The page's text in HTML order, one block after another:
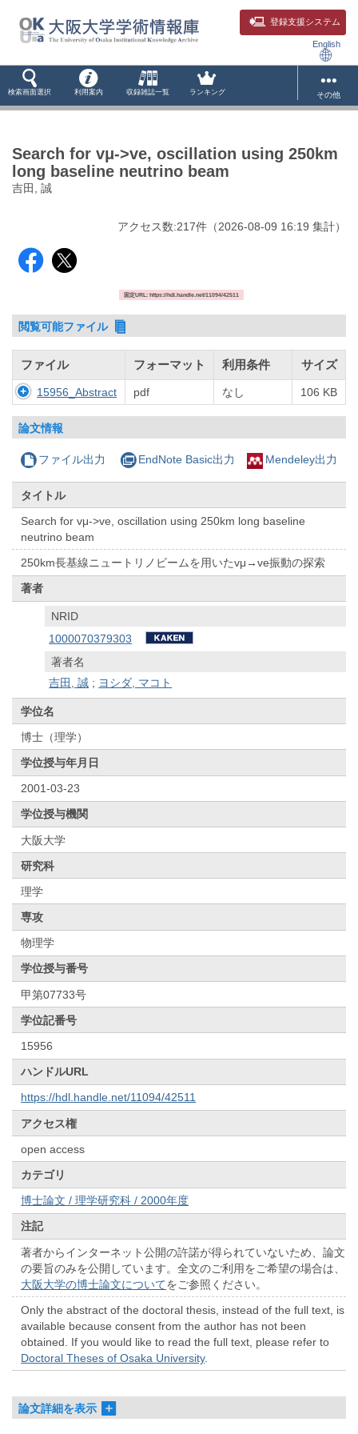
登録支援システム
English
検索画面選択 利用案内 収録雑誌一覧 ランキング その他
Search for vμ->ve, oscillation using 250km
long baseline neutrino beam
吉田, 誠
アクセス数:217件 （2026-08-09 16:19 集計）
固定URL: https://hdl.handle.net/11094/42511
閲覧可能ファイル
ファイル フォーマット 利用条件 サイズ
15956_Abstract pdf なし 106 KB
論文情報
ファイル出力 EndNote Basic出力 Mendeley出力
タイトル
Search for vμ->ve, oscillation using 250km long baseline
neutrino beam
250km長基線ニュートリノビームを用いたvμ→ve振動の探索
著者
NRID
1000070379303
著者名
吉田, 誠 ; ヨシダ, マコト
学位名
博士（理学）
学位授与年月日
2001-03-23
学位授与機関
大阪大学
研究科
理学
専攻
物理学
学位授与番号
甲第07733号
学位記番号
15956
ハンドルURL
https://hdl.handle.net/11094/42511
アクセス権
open access
カテゴリ
博士論文 / 理学研究科 / 2000年度
注記
著者からインターネット公開の許諾が得られていないため、論文
の要旨のみを公開しています。全文のご利用をご希望の場合は、
大阪大学の博士論文についてをご参照ください。
Only the abstract of the doctoral thesis, instead of the full text, is
available because consent from the author has not been
obtained. If you would like to read the full text, please refer to
Doctoral Theses of Osaka University.
論文詳細を表示